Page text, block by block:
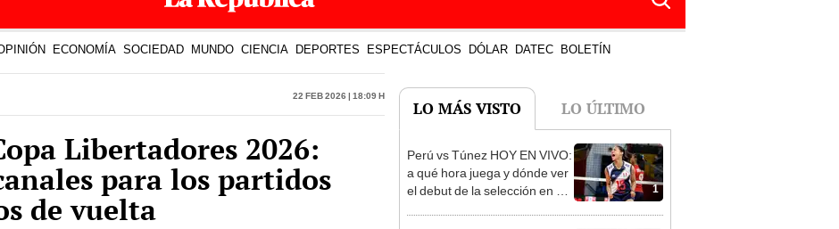
ECONOMÍA SOCIEDAD MUNDO CIENCIA DEPORTES ESPECTÁCULOS DÓLAR DATEC BOLETÍN
22 Feb 2026 | 18:09 h
Libertadores 2026:
para los partidos
de vuelta
LO MÁS VISTO LO ÚLTIMO
1
Perú vs Túnez HOY EN VIVO:
a qué hora juega y dónde ver
el debut de la selección en el